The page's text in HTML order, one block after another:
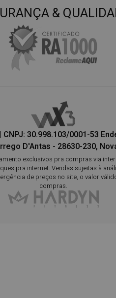
&
| CNPJ: 30.998.103/0001-53
D'Antas - 28630-230,
exclusivos pra compras via
pra internet. Vendas sujeitas à
de preços no site, o valor
compras.